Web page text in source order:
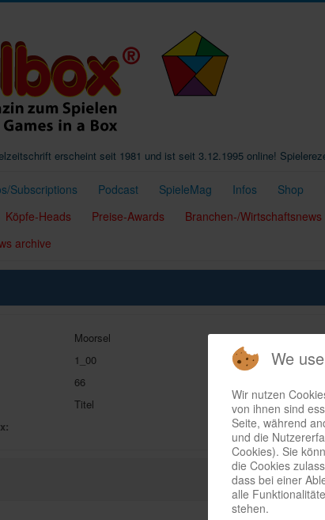
erscheint seit 1981 und ist seit 3.12.1995 online!
Subscriptions Podcast SpieleMag Infos Shop
Köpfe-Heads Preise-Awards Branchen-/Wirtschaftsnews
archive
Moorsel
1_00
66
Titel
We
Wir nutzen
von ihnen sind
Seite, während
und die
Cookies). Sie
die Cookies
dass bei einer
alle
stehen.